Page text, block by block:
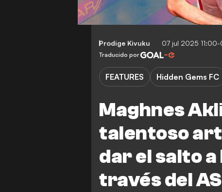
Prodige Kivuku 07 jul 2025
Traducido por
Maghnes
talentoso
dar el salto
través del
FEATURES Hidden Gems FC